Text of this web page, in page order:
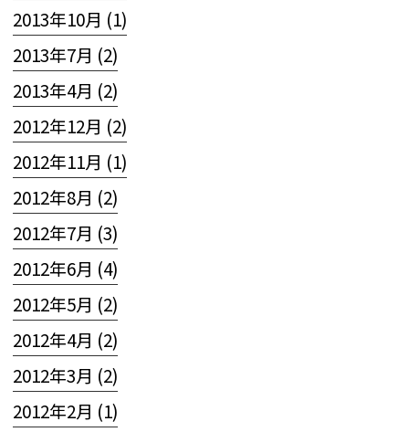
2013年10月 (1)
2013年7月 (2)
2013年4月 (2)
2012年12月 (2)
2012年11月 (1)
2012年8月 (2)
2012年7月 (3)
2012年6月 (4)
2012年5月 (2)
2012年4月 (2)
2012年3月 (2)
2012年2月 (1)